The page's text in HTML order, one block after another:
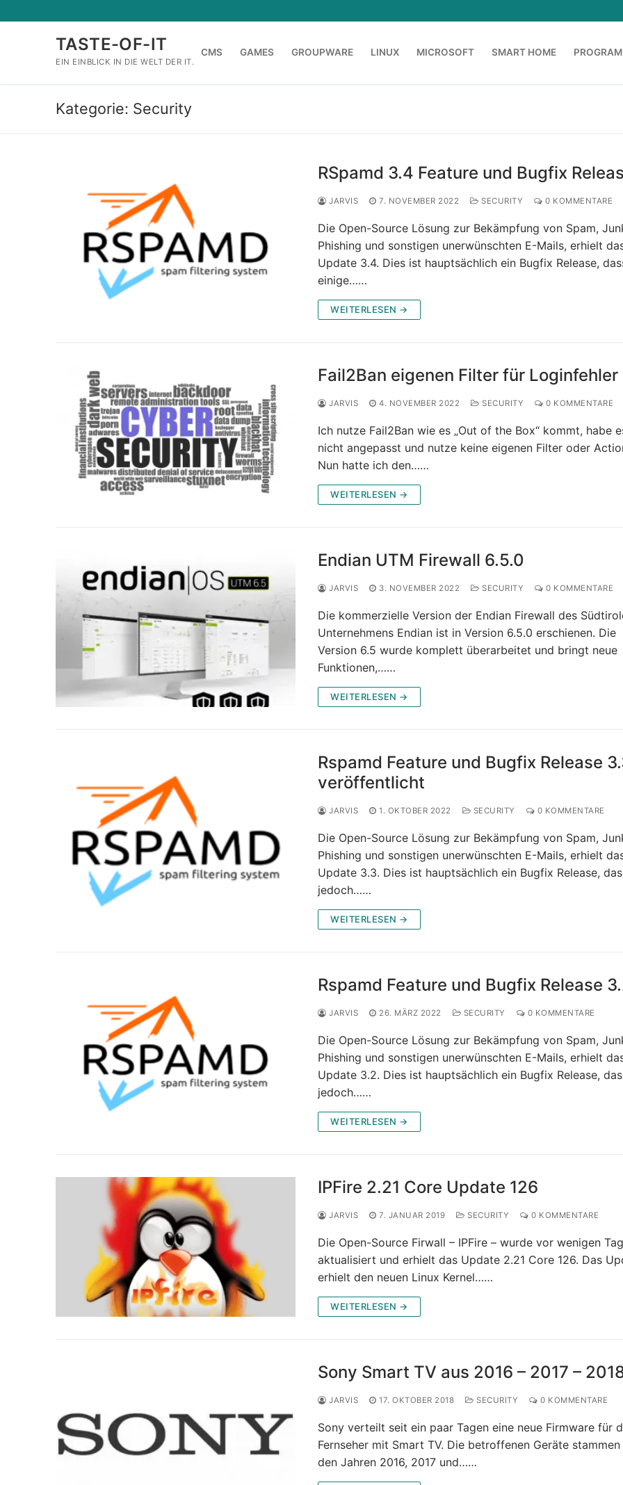
Inhalt
TASTE-OF-IT
EIN EINBLICK IN DIE WELT DER IT.
CMS GAMES GROUPWARE LINUX MICROSOFT SMART HOME
Kategorie: Security
RSpamd 3.4 Feature und Bugfix
JARVIS 7. NOVEMBER 2022 SECURITY 0 KOMMENTARE
Die Open-Source Lösung zur Bekämpfung von Spam,
Phishing und sonstigen unerwünschten E-Mails, erhielt
Update 3.4. Dies ist hauptsächlich ein Bugfix Release,
einige……
WEITERLESEN →
Fail2Ban eigenen Filter für Loginfehler
JARVIS 4. NOVEMBER 2022 SECURITY 0 KOMMENTARE
Ich nutze Fail2Ban wie es „Out of the Box“ kommt, habe
nicht angepasst und nutze keine eigenen Filter oder
Nun hatte ich den……
WEITERLESEN →
Endian UTM Firewall 6.5.0
JARVIS 3. NOVEMBER 2022 SECURITY 0 KOMMENTARE
Die kommerzielle Version der Endian Firewall des
Unternehmens Endian ist in Version 6.5.0 erschienen. Die
Version 6.5 wurde komplett überarbeitet und bringt neue
Funktionen,……
WEITERLESEN →
Rspamd Feature und Bugfix Release
veröffentlicht
JARVIS 1. OKTOBER 2022 SECURITY 0 KOMMENTARE
Die Open-Source Lösung zur Bekämpfung von Spam,
Phishing und sonstigen unerwünschten E-Mails, erhielt
Update 3.3. Dies ist hauptsächlich ein Bugfix Release,
jedoch……
WEITERLESEN →
Rspamd Feature und Bugfix Release
JARVIS 26. MÄRZ 2022 SECURITY 0 KOMMENTARE
Die Open-Source Lösung zur Bekämpfung von Spam,
Phishing und sonstigen unerwünschten E-Mails, erhielt
Update 3.2. Dies ist hauptsächlich ein Bugfix Release,
jedoch……
WEITERLESEN →
IPFire 2.21 Core Update 126
JARVIS 7. JANUAR 2019 SECURITY 0 KOMMENTARE
Die Open-Source Firwall – IPFire – wurde vor wenigen
aktualisiert und erhielt das Update 2.21 Core 126. Das
erhielt den neuen Linux Kernel……
WEITERLESEN →
Sony Smart TV aus 2016 – 2017 –
JARVIS 17. OKTOBER 2018 SECURITY 0 KOMMENTARE
Sony verteilt seit ein paar Tagen eine neue Firmware für
Fernseher mit Smart TV. Die betroffenen Geräte stammen
den Jahren 2016, 2017 und……